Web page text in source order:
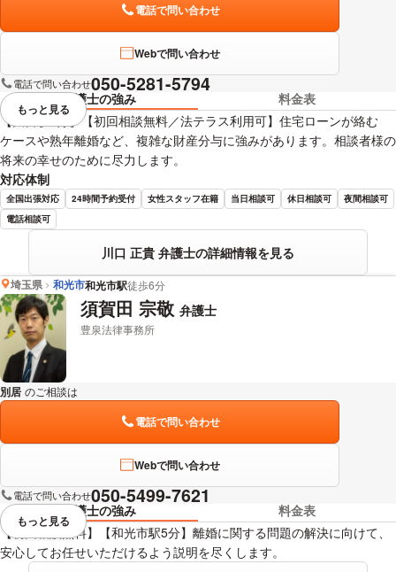
電話で問い合わせ
Webで問い合わせ
電話で問い合わせ050-5281-5794
弁護士の強み
料金表
【大宮駅3分】【初回相談無料／法テラス利用可】住宅ローンが絡む
ケースや熟年離婚など、複雑な財産分与に強みがあります。相談者様の
将来の幸せのために尽力します。
対応体制
全国出張対応 24時間予約受付 女性スタッフ在籍 当日相談可 休日相談可
夜間相談可
電話相談可
川口 正貴 弁護士の詳細情報を見る
視覚的に省略されている要素を
もっと見る
埼玉県 和光市和光市駅徒歩6分
須賀田 宗敬 弁護士
豊泉法律事務所
別居 のご相談は
電話で問い合わせ
Webで問い合わせ
電話で問い合わせ050-5499-7621
弁護士の強み
料金表
【初回相談無料】【和光市駅5分】離婚に関する問題の解決に向けて、
安心してお任せいただけるよう説明を尽くします。
視覚的に省略されている要素を
もっと見る